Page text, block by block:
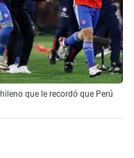
que le recordó que Perú